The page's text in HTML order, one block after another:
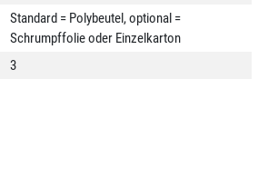
Standard = Polybeutel, optional =
Schrumpffolie oder Einzelkarton
3